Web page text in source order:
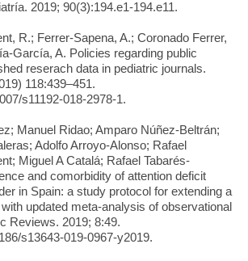
2019; 90(3):194.e1-194.e11.
R.; Ferrer-Sapena, A.; Coronado Ferrer,
García, A. Policies regarding public
reserach data in pediatric journals.
118:439–451.
s11192-018-2978-1.
Manuel Ridao; Amparo Núñez-Beltrán;
Adolfo Arroyo-Alonso; Rafael
Miguel A Catalá; Rafael Tabarés-
and comorbidity of attention deficit
in Spain: a study protocol for extending a
updated meta-analysis of observational
Reviews. 2019; 8:49.
s13643-019-0967-y2019.